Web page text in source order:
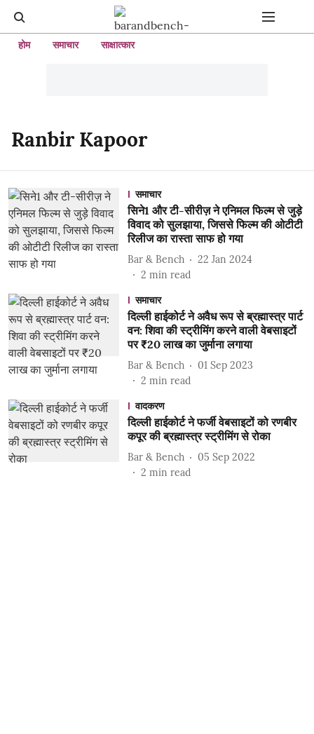
होम समाचार साक्षात्कार
Ranbir Kapoor
समाचार
सिने1 और टी-सीरीज़ ने एनिमल फिल्म से जुड़े
विवाद को सुलझाया, जिससे फिल्म की ओटीटी
रिलीज का रास्ता साफ हो गया
Bar & Bench
22 Jan 2024
2 min read
समाचार
दिल्ली हाईकोर्ट ने अवैध रूप से ब्रह्मास्त्र पार्ट
वन: शिवा की स्ट्रीमिंग करने वाली वेबसाइटों
पर ₹20 लाख का जुर्माना लगाया
Bar & Bench
01 Sep 2023
2 min read
वादकरण
दिल्ली हाईकोर्ट ने फर्जी वेबसाइटों को रणबीर
कपूर की ब्रह्मास्त्र स्ट्रीमिंग से रोका
Bar & Bench
05 Sep 2022
2 min read